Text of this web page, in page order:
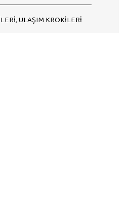
ULAŞIM KROKİLERİ